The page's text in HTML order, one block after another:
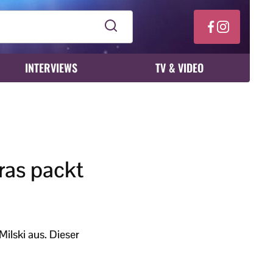
INTERVIEWS TV & VIDEO
packt
aus. Dieser